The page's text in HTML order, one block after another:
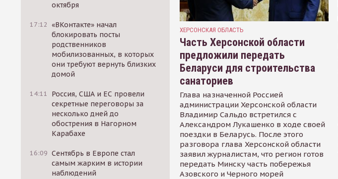
октября
17:12 «ВКонтакте» начал
блокировать посты
родственников
мобилизованных, в которых
они требуют вернуть близких
домой
14:11
Россия, США и ЕС провели
секретные переговоры за
несколько дней до
обострения в Нагорном
Карабахе
16:09 Сентябрь в Европе стал
самым жарким в истории
наблюдений
ХЕРСОНСКАЯ ОБЛАСТЬ
Часть Херсонской области
предложили передать
Беларуси для строительства
санаториев
Глава назначенной Россией
администрации Херсонской области
Владимир Сальдо встретился с
Александром Лукашенко в ходе своей
поездки в Беларусь. После этого
разговора глава Херсонской области
заявил журналистам, что регион готов
передать Минску часть побережья
Азовского и Черного морей